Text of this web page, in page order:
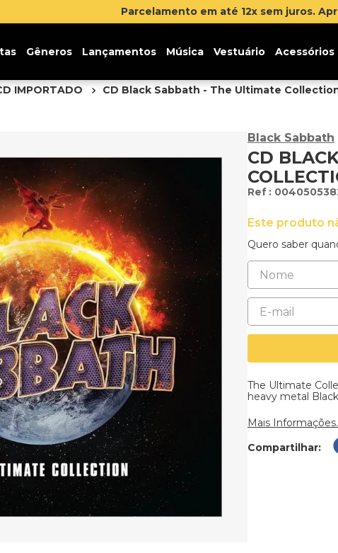
Inscreva-se na newsletter e ganhe 5%
Gêneros Lançamentos Música Vestuário Acessórios
IMPORTADO CD Black Sabbath - The Ultimate
Black Sabbath
CD
:
Este produto
Quero saber
The Ultimate
heavy metal
Mais Informações.
Compartilhar